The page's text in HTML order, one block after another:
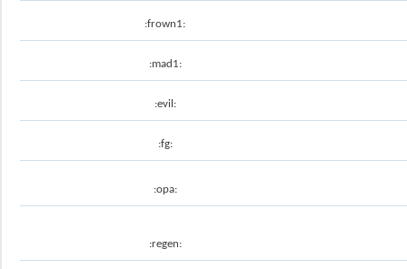
:frown1:
:mad1:
:evil:
:fg:
:opa:
:regen: